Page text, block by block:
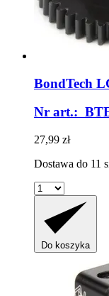
BondTech
Nr art.:
27,99 zł
Dostawa do 11
Do koszyka